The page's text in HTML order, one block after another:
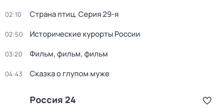
02:10 Страна птиц. Серия 29-я
02:50 Исторические курорты России
03:20 Фильм, фильм, фильм
04:43 Сказка о глупом муже
Россия 24